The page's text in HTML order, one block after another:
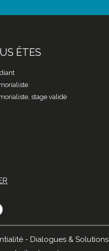
ÊTES
stage validé
- Dialogues & Solutions